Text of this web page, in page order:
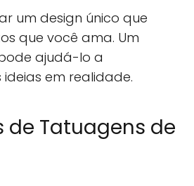
um design único que
que você ama. Um
ajudá-lo a
em realidade.
de Tatuagens de